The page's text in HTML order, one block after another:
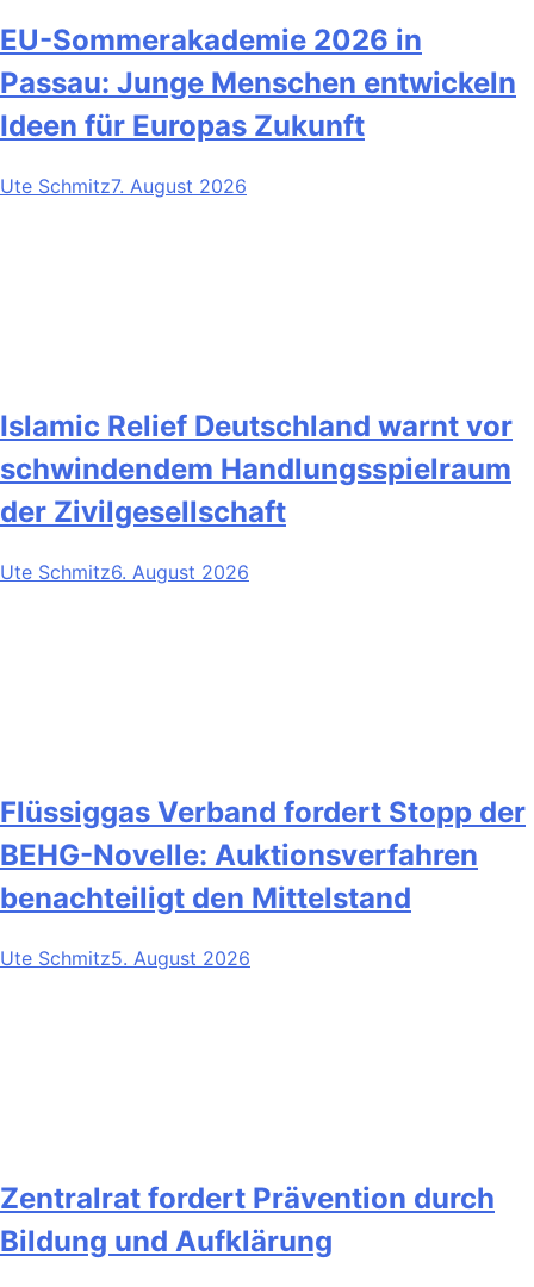
EU-Sommerakademie 2026 in
Passau: Junge Menschen entwickeln
Ideen für Europas Zukunft
Ute Schmitz7. August 2026
Islamic Relief Deutschland warnt vor
schwindendem Handlungsspielraum
der Zivilgesellschaft
Ute Schmitz6. August 2026
Flüssiggas Verband fordert Stopp der
BEHG-Novelle: Auktionsverfahren
benachteiligt den Mittelstand
Ute Schmitz5. August 2026
Zentralrat fordert Prävention durch
Bildung und Aufklärung